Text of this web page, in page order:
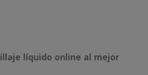
líquido online al mejor